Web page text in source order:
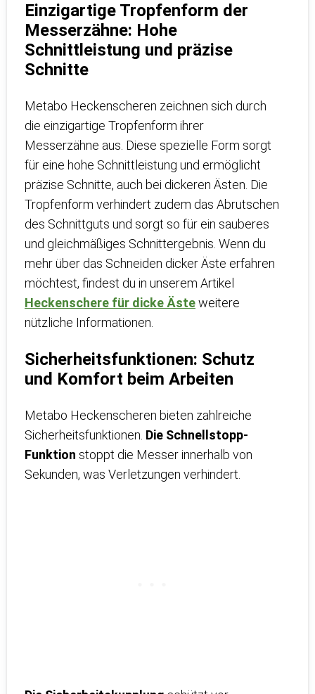
Einzigartige Tropfenform der
Messerzähne: Hohe
Schnittleistung und präzise
Schnitte
Metabo Heckenscheren zeichnen sich durch
die einzigartige Tropfenform ihrer
Messerzähne aus. Diese spezielle Form sorgt
für eine hohe Schnittleistung und ermöglicht
präzise Schnitte, auch bei dickeren Ästen. Die
Tropfenform verhindert zudem das Abrutschen
des Schnittguts und sorgt so für ein sauberes
und gleichmäßiges Schnittergebnis. Wenn du
mehr über das Schneiden dicker Äste erfahren
möchtest, findest du in unserem Artikel
Heckenschere für dicke Ästeweitere
nützliche Informationen.
Sicherheitsfunktionen: Schutz
und Komfort beim Arbeiten
Metabo Heckenscheren bieten zahlreiche
Sicherheitsfunktionen. Die Schnellstopp-
Funktion stoppt die Messer innerhalb von
Sekunden, was Verletzungen verhindert.